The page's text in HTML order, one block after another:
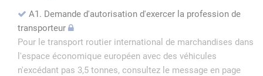
A1. Demande d'autorisation d'exercer la profession de
transporteur
Pour le transport routier international de marchandises dans
l'espace économique européen avec des véhicules
n'excédant pas 3,5 tonnes, consultez le message en page